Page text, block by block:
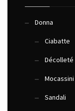
Donna
Ciabatte
Décolleté
Mocassini
Sandali